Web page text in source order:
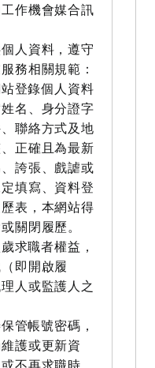
作機會媒合訊
人資料，遵守
務相關規範：
登錄個人資料
名、身分證字
聯絡方式及地
正確且為最新
誇張、戲謔或
填寫、資料登
表，本網站得
關閉履歷。
求職者權益，
即開啟履
人或監護人之
管帳號密碼，
護或更新資